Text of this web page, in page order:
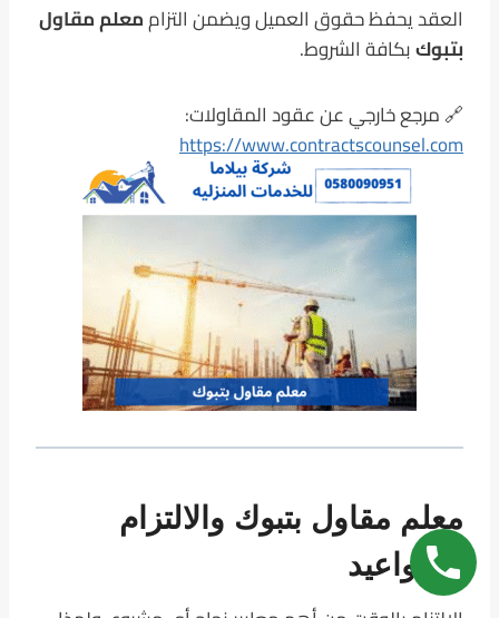
العقد يحفظ حقوق العميل ويضمن التزاممعلم مقاول
بتبوكبكافة الشروط.
🔗 مرجع خارجي عن عقود المقاولات:
https://www.contractscounsel.com
معلم مقاول بتبوك والالتزام
بالمواعيد